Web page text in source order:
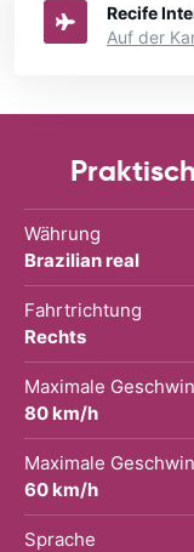
Recife
Auf der
Währung
Brazilian real
Fahrtrichtung
Rechts
Maximale
80 km/h
Maximale
60 km/h
Sprache